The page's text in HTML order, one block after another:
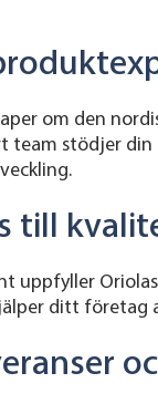
om den
team stödjer
till
uppfyller
ditt företag